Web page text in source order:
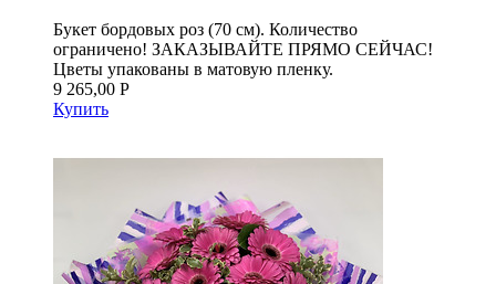
Букет бордовых роз (70 см). Количество
ограничено! ЗАКАЗЫВАЙТЕ ПРЯМО СЕЙЧАС!
Цветы упакованы в матовую пленку.
9 265,00 Р
Купить